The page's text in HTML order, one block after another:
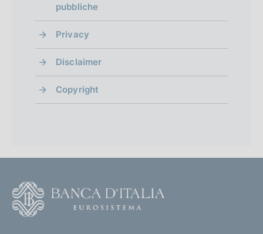
pubbliche
Privacy
Disclaimer
Copyright